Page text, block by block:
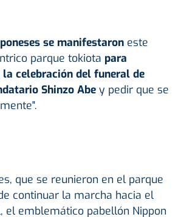
se manifestaron este
parque tokiota para
celebración del funeral de
Shinzo Abe y pedir que se
que se reunieron en el parque
continuar la marcha hacia el
el emblemático pabellón Nippon